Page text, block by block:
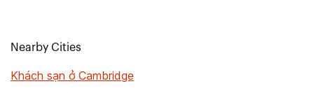
Nearby Cities
Khách sạn ở Cambridge